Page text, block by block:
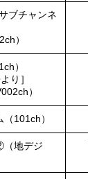
ブチャンネ
）
）
り］
）
101ch）
（地デジ